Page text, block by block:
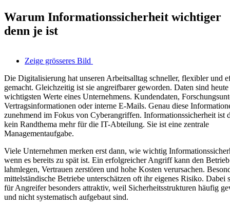
Warum Informationssicherheit wichtiger
denn je ist
Zeige grösseres Bild
Die Digitalisierung hat unseren Arbeitsalltag schneller, flexibler und
gemacht. Gleichzeitig ist sie angreifbarer geworden. Daten sind
wichtigsten Werte eines Unternehmens. Kundendaten,
Vertragsinformationen oder interne E-Mails. Genau diese
zunehmend im Fokus von Cyberangriffen. Informationssicherheit ist
kein Randthema mehr für die IT-Abteilung. Sie ist eine zentrale
Managementaufgabe.
Viele Unternehmen merken erst dann, wie wichtig
wenn es bereits zu spät ist. Ein erfolgreicher Angriff kann den Betrieb
lahmlegen, Vertrauen zerstören und hohe Kosten verursachen.
mittelständische Betriebe unterschätzen oft ihr eigenes Risiko. Dabei
für Angreifer besonders attraktiv, weil Sicherheitsstrukturen häufig
und nicht systematisch aufgebaut sind.